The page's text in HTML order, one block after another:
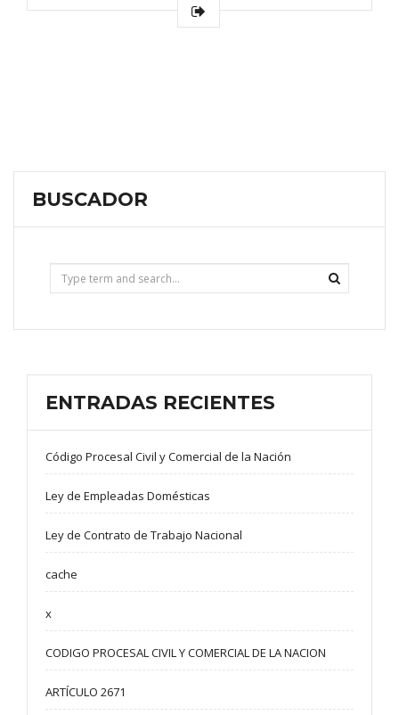
BUSCADOR
ENTRADAS RECIENTES
Código Procesal Civil y Comercial de la Nación
Ley de Empleadas Domésticas
Ley de Contrato de Trabajo Nacional
cache
x
CODIGO PROCESAL CIVIL Y COMERCIAL DE LA NACION
ARTÍCULO 2671